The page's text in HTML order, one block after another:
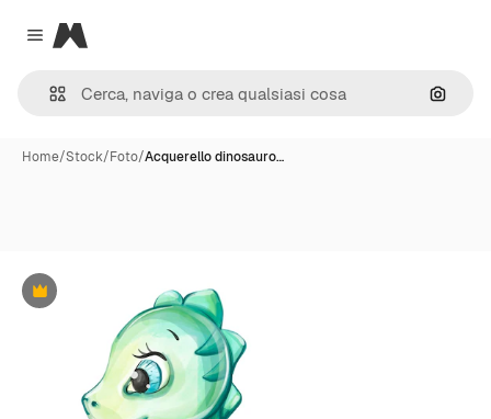
Close menu
Magnific
Cerca
Home/Stock/Foto/Acquerello dinosauro…
Premium